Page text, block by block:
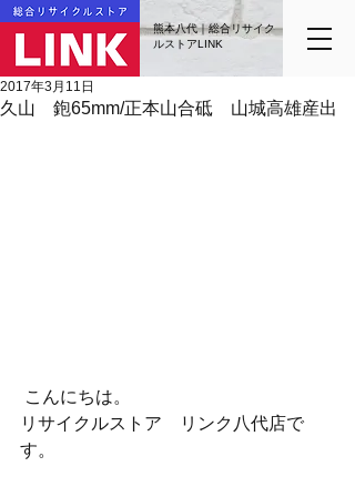
熊本八代｜総合リサイク
ルストアLINK
久山 鉋65mm/正本山合砥 山城高雄産出
2017年3月11日
こんにちは。
リサイクルストア　リンク八代店で
す。